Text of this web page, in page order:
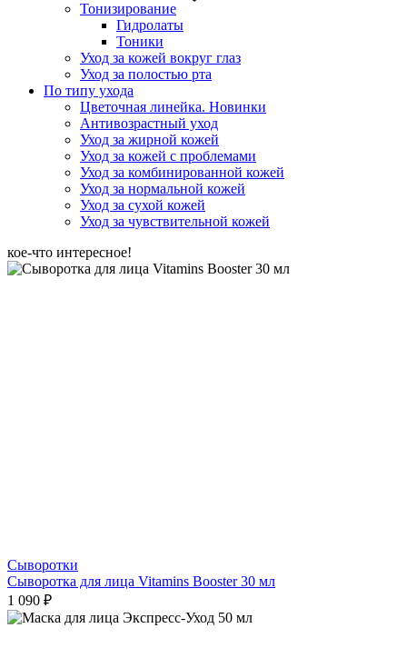
Тонизирование
Гидролаты
Тоники
Уход за кожей вокруг глаз
Уход за полостью рта
По типу ухода
Цветочная линейка. Новинки
Антивозрастный уход
Уход за жирной кожей
Уход за кожей с проблемами
Уход за комбинированной кожей
Уход за нормальной кожей
Уход за сухой кожей
Уход за чувствительной кожей
кое-что интересное!
Сыворотки
Сыворотка для лица Vitamins Booster 30 мл
1 090 ₽